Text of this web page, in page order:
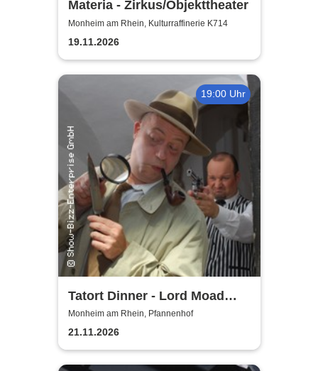
Materia - Zirkus/Objekttheater
Monheim am Rhein, Kulturraffinerie K714
19.11.2026
19:00 Uhr
Tatort Dinner - Lord Moad
lässt bitten!
Monheim am Rhein, Pfannenhof
21.11.2026